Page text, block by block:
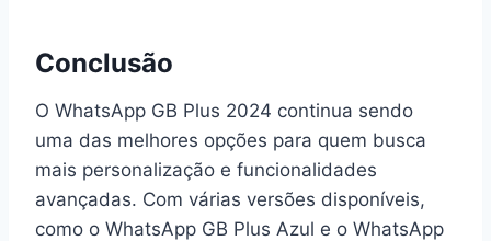
Conclusão
O WhatsApp GB Plus 2024 continua sendo
uma das melhores opções para quem busca
mais personalização e funcionalidades
avançadas. Com várias versões disponíveis,
como o WhatsApp GB Plus Azul e o WhatsApp